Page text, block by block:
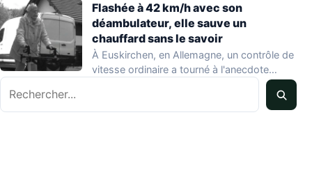
Flashée à 42 km/h avec son
déambulateur, elle sauve un
chauffard sans le savoir
À Euskirchen, en Allemagne, un contrôle de
vitesse ordinaire a tourné à l'anecdote